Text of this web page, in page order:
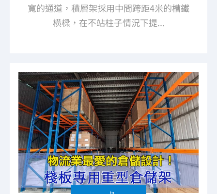
寬的通道，積層架採用中間跨距4米的槽鐵
橫樑，在不站柱子情況下提...